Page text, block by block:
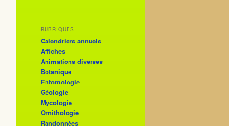
RUBRIQUES
Calendriers annuels
Affiches
Animations diverses
Botanique
Entomologie
Géologie
Mycologie
Ornithologie
Randonnées